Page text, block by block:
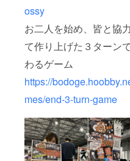
ossy
お二人を始め、皆と協
て作り上げた３ターン
わるゲーム
https://
mes/end-3-turn-game